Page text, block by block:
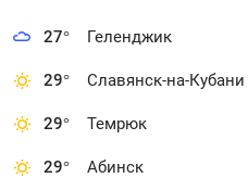
27° Геленджик
29° Славянск-на-Кубани
29° Темрюк
29° Абинск